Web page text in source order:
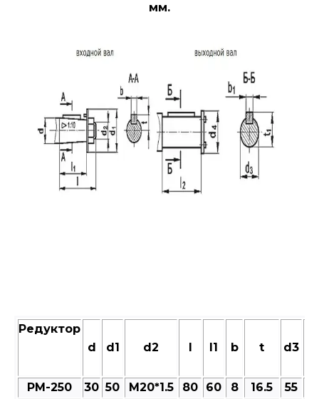
мм.
Редуктор
d
d1 d2 l l1 b t d3
РМ-250 30 50 M20*1.5 80 60 8 16.5 55